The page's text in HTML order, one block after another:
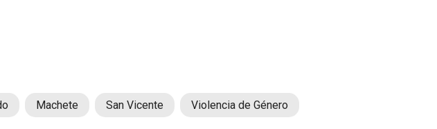
Machete San Vicente Violencia de Género